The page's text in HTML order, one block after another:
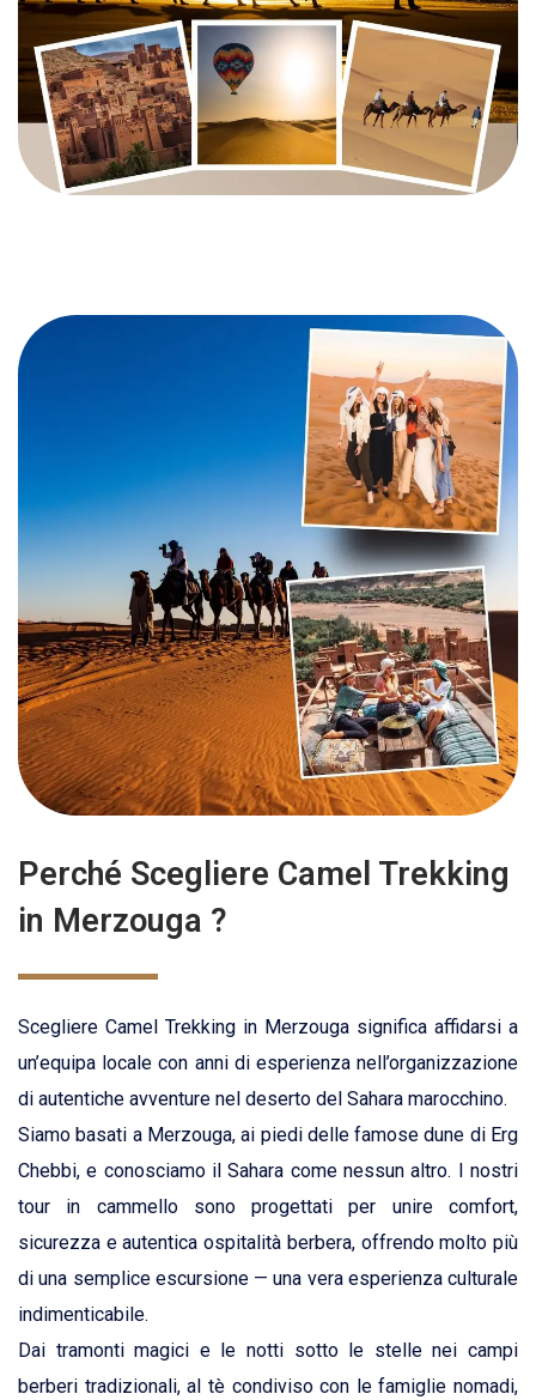
Perché Scegliere Camel Trekking
in Merzouga ?
Scegliere Camel Trekking in Merzouga significa affidarsi a
un’equipa locale con anni di esperienza nell’organizzazione
di autentiche avventure nel deserto del Sahara marocchino.
Siamo basati a Merzouga, ai piedi delle famose dune di Erg
Chebbi, e conosciamo il Sahara come nessun altro. I nostri
tour in cammello sono progettati per unire comfort,
sicurezza e autentica ospitalità berbera, offrendo molto più
di una semplice escursione — una vera esperienza culturale
indimenticabile.
Dai tramonti magici e le notti sotto le stelle nei campi
berberi tradizionali, al tè condiviso con le famiglie nomadi,